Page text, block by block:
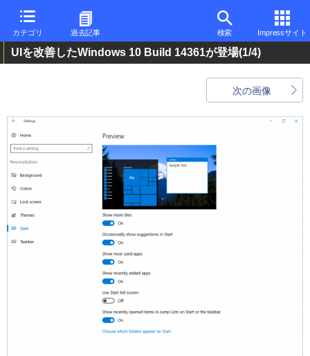
カテゴリ 過去記事 検索 Impressサイト
UIを改善したWindows 10 Build 14361が登場(1/4)
次の画像